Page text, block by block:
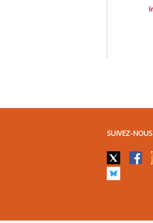
SUIVEZ-NOUS